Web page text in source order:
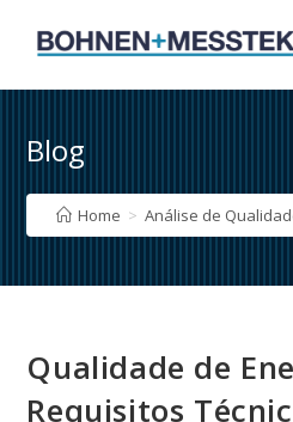
Blog
Home > Análise de
Qualidade de
Requisitos